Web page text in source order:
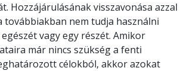
Hozzájárulásának visszavonása azzal
továbbiakban nem tudja használni
vagy egy részét. Amikor
már nincs szükség a fenti
célokból, akkor azokat